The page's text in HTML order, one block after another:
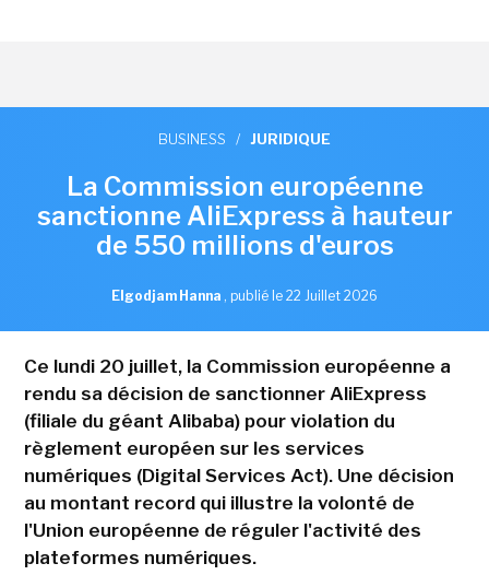
BUSINESS / JURIDIQUE
La Commission européenne
sanctionne AliExpress à hauteur
de 550 millions d'euros
Elgodjam Hanna , publié le 22 Juillet 2026
Ce lundi 20 juillet, la Commission européenne a
rendu sa décision de sanctionner AliExpress
(filiale du géant Alibaba) pour violation du
règlement européen sur les services
numériques (Digital Services Act). Une décision
au montant record qui illustre la volonté de
l'Union européenne de réguler l'activité des
plateformes numériques.